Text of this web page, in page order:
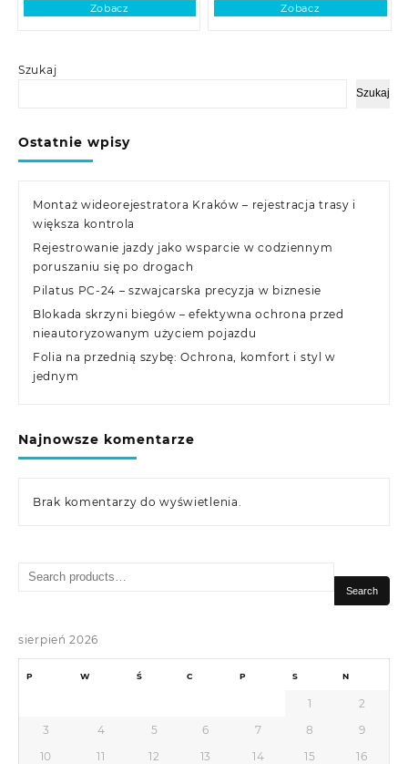
Szukaj
Szukaj
Ostatnie wpisy
Montaż wideorejestratora Kraków – rejestracja trasy i
większa kontrola
Rejestrowanie jazdy jako wsparcie w codziennym
poruszaniu się po drogach
Pilatus PC-24 – szwajcarska precyzja w biznesie
Blokada skrzyni biegów – efektywna ochrona przed
nieautoryzowanym użyciem pojazdu
Folia na przednią szybę: Ochrona, komfort i styl w
jednym
Najnowsze komentarze
Brak komentarzy do wyświetlenia.
Zobacz Zobacz
Search
Search
sierpień 2026
P W Ś C P S N
1
2
3
4 5 6 7 8
9
10
11 12 13 14 15 16